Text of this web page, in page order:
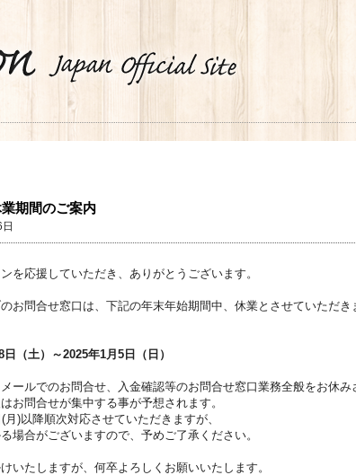
期間のご案内
を応援していただき、ありがとうございます。
お問合せ窓口は、下記の年末年始期間中、休業とさせていただき
（土）～2025年1月5日（日）
ールでのお問合せ、入金確認等のお問合せ窓口業務全般をお休み
お問合せが集中する事が予想されます。
月)以降順次対応させていただきますが、
場合がございますので、予めご了承ください。
いたしますが、何卒よろしくお願いいたします。